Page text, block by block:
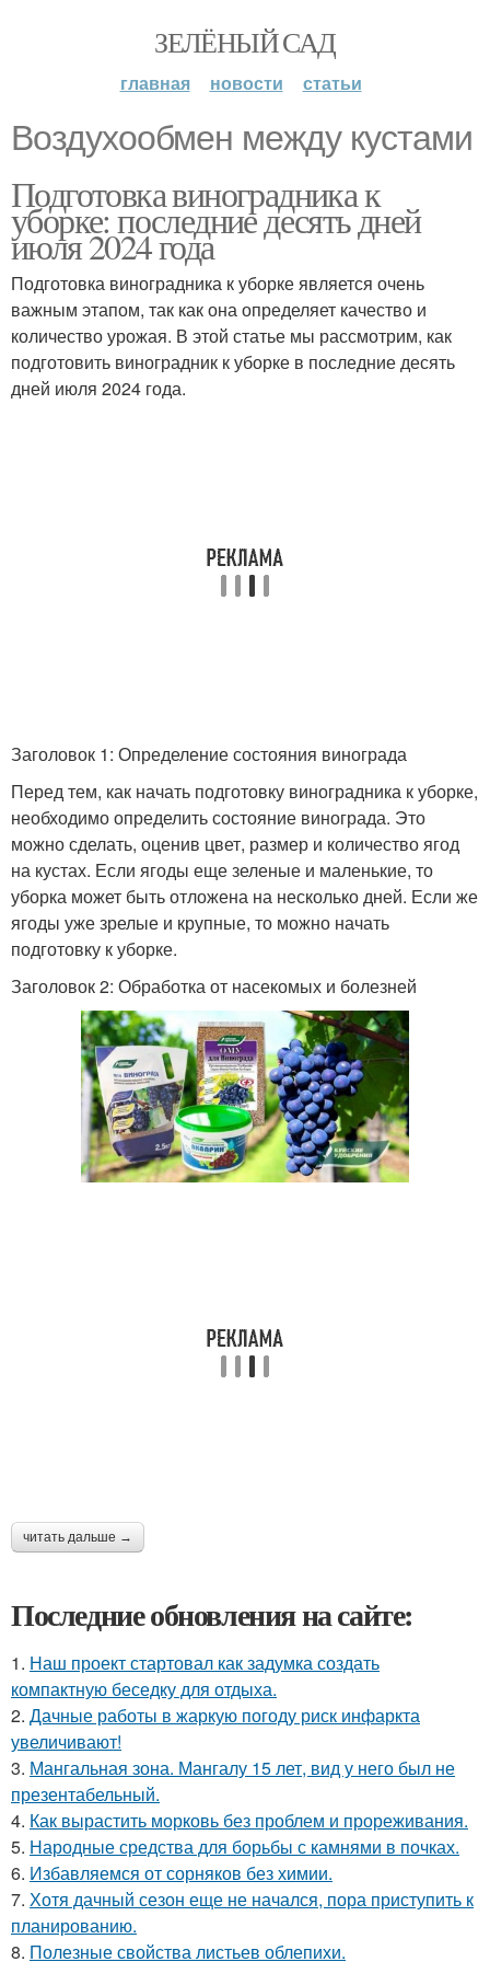
ЗЕЛЁНЫЙ САД
главная новости статьи
Воздухообмен между кустами
Подготовка виноградника к
уборке: последние десять дней
июля 2024 года
Подготовка виноградника к уборке является очень
важным этапом, так как она определяет качество и
количество урожая. В этой статье мы рассмотрим, как
подготовить виноградник к уборке в последние десять
дней июля 2024 года.
Заголовок 1: Определение состояния винограда
Перед тем, как начать подготовку виноградника к уборке,
необходимо определить состояние винограда. Это
можно сделать, оценив цвет, размер и количество ягод
на кустах. Если ягоды еще зеленые и маленькие, то
уборка может быть отложена на несколько дней. Если же
ягоды уже зрелые и крупные, то можно начать
подготовку к уборке.
Заголовок 2: Обработка от насекомых и болезней
читать дальше →
Последние обновления на сайте:
1. Наш проект стартовал как задумка создать
компактную беседку для отдыха.
2. Дачные работы в жаркую погоду риск инфаркта
увеличивают!
3. Мангальная зона. Мангалу 15 лет, вид у него был не
презентабельный.
4. Как вырастить морковь без проблем и прореживания.
5. Народные средства для борьбы с камнями в почках.
6. Избавляемся от сорняков без химии.
7. Хотя дачный сезон еще не начался, пора приступить к
планированию.
8. Полезные свойства листьев облепихи.